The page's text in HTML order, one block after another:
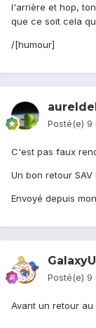
l'arrière et hop,
que ce soit cela
/[humour]
Posté(e) 9
C'est pas faux
Un bon retour
Envoyé depuis
Posté(e) 9
Avant un retour au